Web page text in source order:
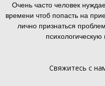
Очень часто человек
времени чтоб попасть на
лично признаться
психологическую
Свяжитесь с